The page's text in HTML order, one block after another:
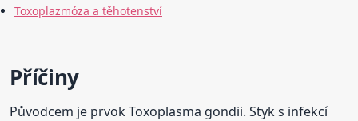
Toxoplazmóza a těhotenství
Příčiny
Původcem je prvok Toxoplasma gondii. Styk s infekcí